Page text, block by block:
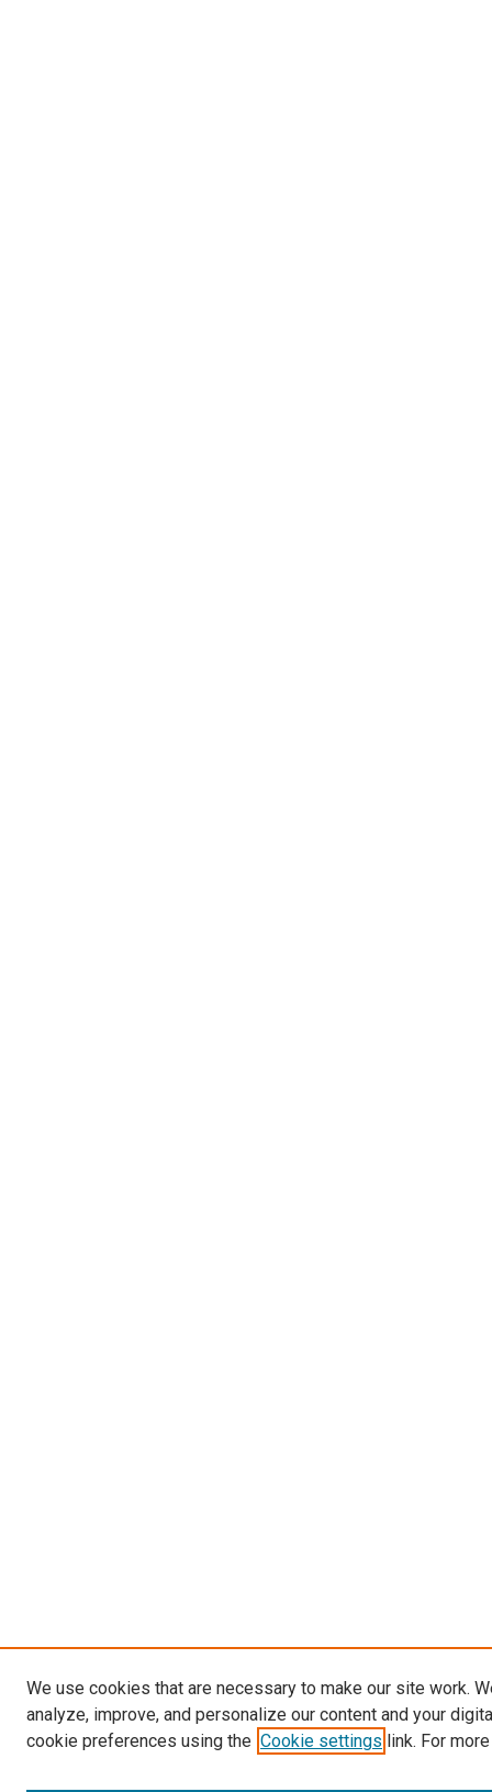
We use cookies that are necessary to make our site work.
analyze, improve, and personalize our content and your
cookie preferences using the Cookie settings link. For